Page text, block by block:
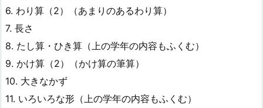
6. わり算（2）（あまりのあるわり算）
7. 長さ
8. たし算・ひき算（上の学年の内容もふくむ）
9. かけ算（2）（かけ算の筆算）
10. 大きなかず
11. いろいろな形（上の学年の内容もふくむ）